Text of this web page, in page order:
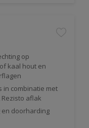
op
kaal hout en
in combinatie met
Rezisto aflak
en doorharding